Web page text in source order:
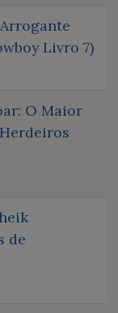
Livro 7)
O Maior
de